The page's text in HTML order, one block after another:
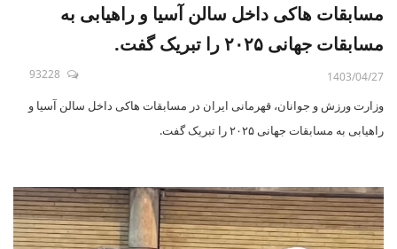
مسابقات هاکی داخل سالن آسیا و راهیابی به
مسابقات جهانی ۲۰۲۵ را تبریک گفت.
1403/04/27
93228
وزارت ورزش و جوانان، قهرمانی ایران در مسابقات هاکی داخل سالن آسیا و
راهیابی به مسابقات جهانی ۲۰۲۵ را تبریک گفت.